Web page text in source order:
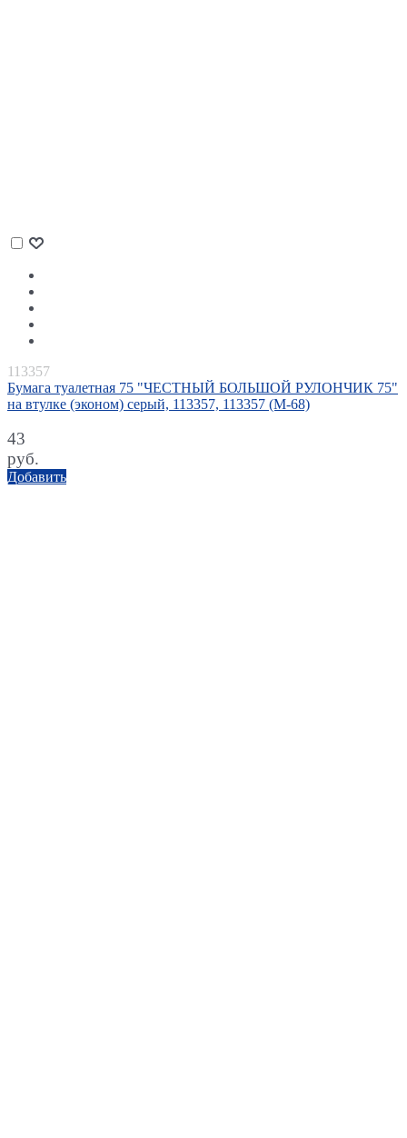
113357
Бумага туалетная 75 "ЧЕСТНЫЙ БОЛЬШОЙ РУЛОНЧИК 75"
на втулке (эконом) серый, 113357, 113357 (М-68)
43
руб.
Добавить